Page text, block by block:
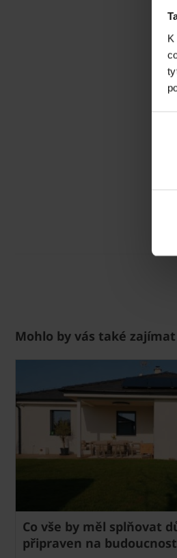
Mohlo by vás také zajímat
Co vše by měl splňovat
připraven na